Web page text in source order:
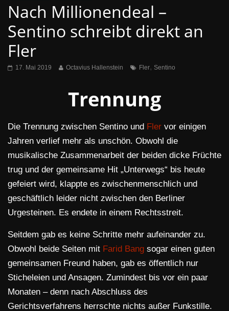
Nach Millionendeal –
Sentino schreibt direkt an
Fler
17. Mai 2019 Octavius Hallenstein Fler, Sentino
Trennung
Die Trennung zwischen Sentino und Fler vor einigen
Jahren verlief mehr als unschön. Obwohl die
musikalische Zusammenarbeit der beiden dicke Früchte
trug und der gemeinsame Hit „Unterwegs“ bis heute
gefeiert wird, klappte es zwischenmenschlich und
geschäftlich leider nicht zwischen den Berliner
Urgesteinen. Es endete in einem Rechtsstreit.
Seitdem gab es keine Schritte mehr aufeinander zu.
Obwohl beide Seiten mit Farid Bang sogar einen guten
gemeinsamen Freund haben, gab es öffentlich nur
Sticheleien und Ansagen. Zumindest bis vor ein paar
Monaten – denn nach Abschluss des
Gerichtsverfahrens herrschte nichts außer Funkstille.